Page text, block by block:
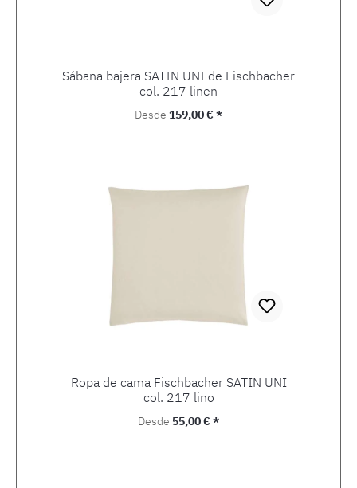
Sábana bajera SATIN UNI de Fischbacher
col. 217 linen
Precio normal:
Desde 159,00 € *
Ropa de cama Fischbacher SATIN UNI
col. 217 lino
Precio normal:
Desde 55,00 € *